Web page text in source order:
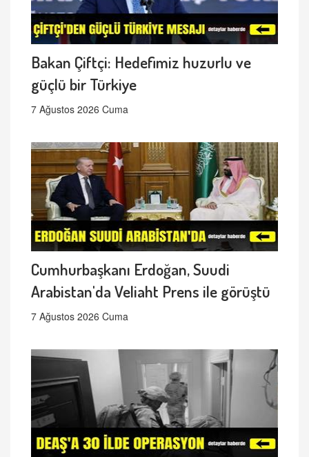
Bakan Çiftçi: Hedefimiz huzurlu ve
güçlü bir Türkiye
7 Ağustos 2026 Cuma
Cumhurbaşkanı Erdoğan, Suudi
Arabistan'da Veliaht Prens ile görüştü
7 Ağustos 2026 Cuma